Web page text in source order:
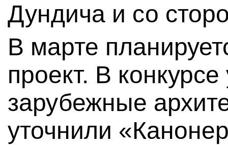
Дундича и со
В марте
проект. В
зарубежные
уточнили